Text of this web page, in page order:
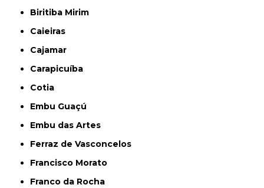
Biritiba Mirim
Caieiras
Cajamar
Carapicuíba
Cotia
Embu Guaçú
Embu das Artes
Ferraz de Vasconcelos
Francisco Morato
Franco da Rocha